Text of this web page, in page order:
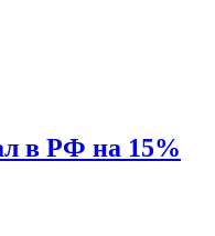
в РФ на 15%